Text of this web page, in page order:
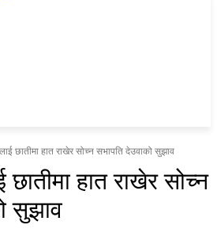
छातीमा हात राखेर सोच्न सभापति देउवाको सुझाव
छातीमा हात राखेर सोच्न
सुझाव